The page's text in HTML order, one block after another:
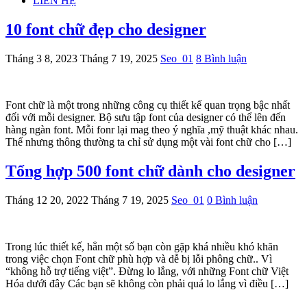
10 font chữ đẹp cho designer­­
Tháng 3 8, 2023 Tháng 7 19, 2025 Seo_01 8 Bình luận
Font chữ là một trong những công cụ thiết kế quan trọng bậc nhất
đối với mỗi designer. Bộ sưu tập font của designer có thể lên đến
hàng ngàn font. Mỗi fonr lại mag theo ý nghĩa ,mỹ thuật khác nhau.
Thế nhưng thông thường ta chỉ sử dụng một vài font chữ cho […]
Tổng hợp 500 font chữ dành cho designer
Tháng 12 20, 2022 Tháng 7 19, 2025 Seo_01 0 Bình luận
Trong lúc thiết kế, hẳn một số bạn còn gặp khá nhiều khó khăn
trong việc chọn Font chữ phù hợp và dễ bị lỗi phông chữ.. Vì
“không hỗ trợ tiếng việt”. Đừng lo lắng, với những Font chữ Việt
Hóa dưới đây Các bạn sẽ không còn phải quá lo lắng vì điều […]